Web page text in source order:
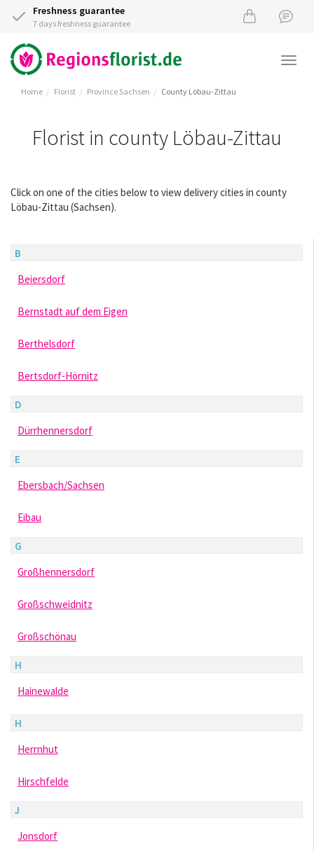
Freshness guarantee
7 days freshness guarantee
Home Florist Province Sachsen County Löbau-Zittau
Florist in county Löbau-Zittau
Click on one of the cities below to view delivery cities in county
Löbau-Zittau (Sachsen).
B
Beiersdorf
Bernstadt auf dem Eigen
Berthelsdorf
Bertsdorf-Hörnitz
D
Dürrhennersdorf
E
Ebersbach/Sachsen
Eibau
G
Großhennersdorf
Großschweidnitz
Großschönau
H
Hainewalde
H
Herrnhut
Hirschfelde
J
Jonsdorf